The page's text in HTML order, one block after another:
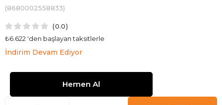
(8680002558833)
0.0
₺6.622 'den başlayan taksitlerle
İndirim Devam Ediyor